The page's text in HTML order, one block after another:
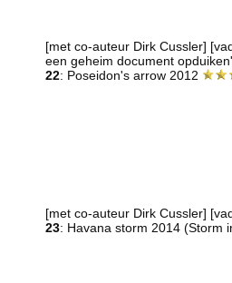
[met co-auteur Dirk Cussler]
een geheim document opduiken'
22: Poseidon's arrow 2012
[met co-auteur Dirk Cussler]
23: Havana storm 2014 (Storm